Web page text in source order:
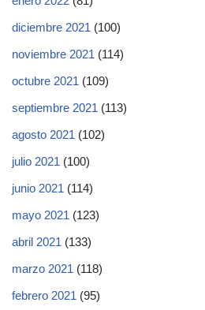
diciembre 2021 (100)
noviembre 2021 (114)
octubre 2021 (109)
septiembre 2021 (113)
agosto 2021 (102)
julio 2021 (100)
junio 2021 (114)
mayo 2021 (123)
abril 2021 (133)
marzo 2021 (118)
febrero 2021 (95)